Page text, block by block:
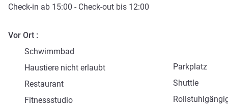
Check-in ab 15:00 - Check-out bis 12:00
Vor Ort
Schwimmbad
Parkplatz
Haustiere nicht erlaubt
Shuttle
Restaurant
Fitnessstudio